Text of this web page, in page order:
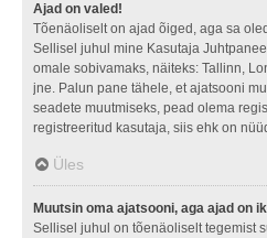
Ajad on valed!
Tõenäoliselt on ajad õiged, aga sa
Sellisel juhul mine Kasutaja
omale sobivamaks, näiteks: Tallinn,
jne. Palun pane tähele, et ajatsooni
seadete muutmiseks, pead olema
registreeritud kasutaja, siis ehk on
Üles
Muutsin oma ajatsooni, aga ajad on
Sellisel juhul on tõenäoliselt tegemist